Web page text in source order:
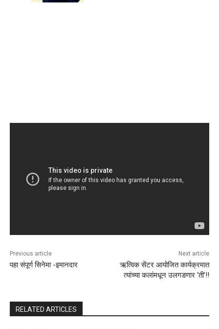
Previous article
पहा संपूर्ण सिनेमा -इमानदार
Next article
ऋत्विक सेंटर आयोजित कार्यक्रमात
त्यांच्या कलांमधून उलगडणार ‌‘ती‌’!!
RELATED ARTICLES